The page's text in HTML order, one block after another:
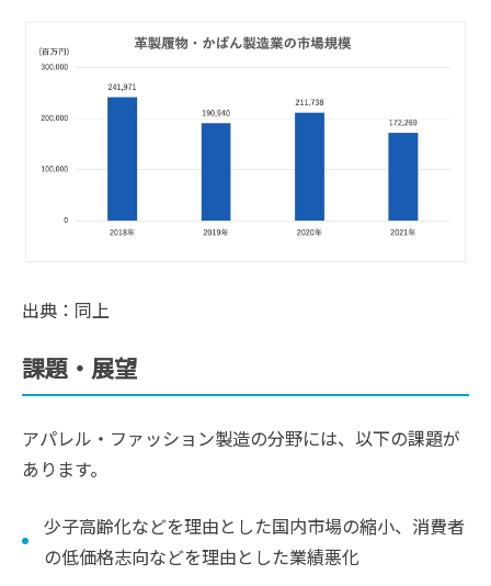
出典：同上
課題・展望
アパレル・ファッション製造の分野には、以下の課題が
あります。
少子高齢化などを理由とした国内市場の縮小、消費者
の低価格志向などを理由とした業績悪化